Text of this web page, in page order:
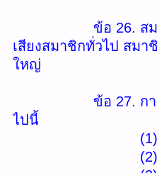
ข้อ 26. สมาชิกสา
เสียงสมาชิกทั่วไป สม
ใหญ่
ข้อ 27. การประชุ
ไปนี้
(1) เรื่องที่ปร
(2) รับรองรา